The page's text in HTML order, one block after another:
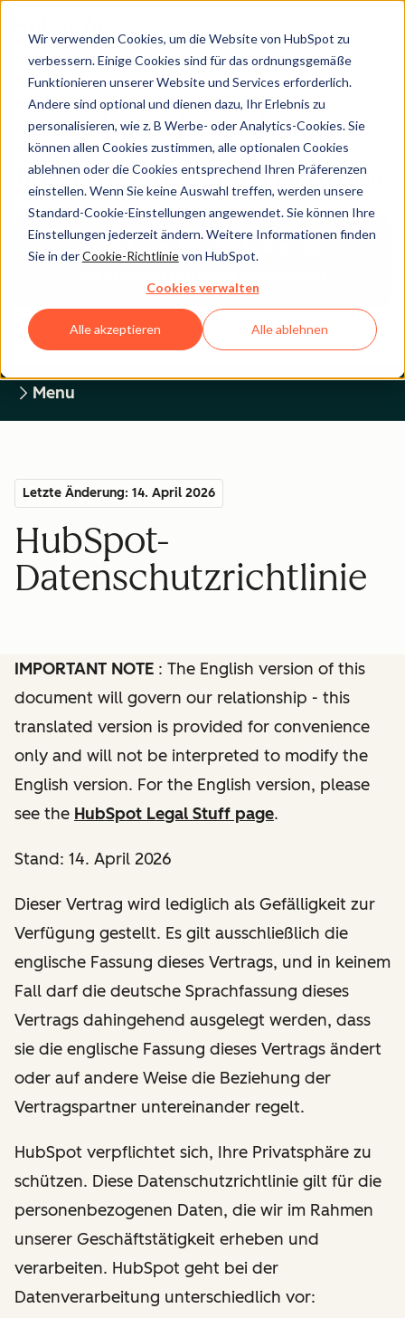
Wir verwenden Cookies, um die Website von HubSpot zu
verbessern. Einige Cookies sind für das ordnungsgemäße
Funktionieren unserer Website und Services erforderlich.
Andere sind optional und dienen dazu, Ihr Erlebnis zu
personalisieren, wie z. B Werbe- oder Analytics-Cookies. Sie
können allen Cookies zustimmen, alle optionalen Cookies
ablehnen oder die Cookies entsprechend Ihren Präferenzen
einstellen. Wenn Sie keine Auswahl treffen, werden unsere
Standard-Cookie-Einstellungen angewendet. Sie können Ihre
Einstellungen jederzeit ändern. Weitere Informationen finden
Sie in derCookie-Richtlinievon HubSpot.
Cookies verwalten
Alle akzeptieren Alle ablehnen
Legal Center
HUBSPOT-DATENSCHUTZRICHTLINIE
Zurück zum Überblick über die
Menu
Letzte Änderung: 14. April 2026
HubSpot-
Datenschutzrichtlinie
IMPORTANT NOTE : The English version of this
document will govern our relationship - this
translated version is provided for convenience
only and will not be interpreted to modify the
English version. For the English version, please
see the HubSpot Legal Stuff page.
Stand: 14. April 2026
Dieser Vertrag wird lediglich als Gefälligkeit zur
Verfügung gestellt. Es gilt ausschließlich die
englische Fassung dieses Vertrags, und in keinem
Fall darf die deutsche Sprachfassung dieses
Vertrags dahingehend ausgelegt werden, dass
sie die englische Fassung dieses Vertrags ändert
oder auf andere Weise die Beziehung der
Vertragspartner untereinander regelt.
HubSpot verpflichtet sich, Ihre Privatsphäre zu
schützen. Diese Datenschutzrichtlinie gilt für die
personenbezogenen Daten, die wir im Rahmen
unserer Geschäftstätigkeit erheben und
verarbeiten. HubSpot geht bei der
Datenverarbeitung unterschiedlich vor: